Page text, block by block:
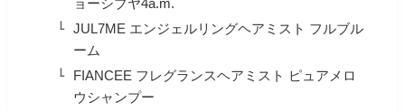
ョーシブヤ4a.m.
JUL7ME エンジェルリングヘアミスト フルブル
ーム
FIANCEE フレグランスヘアミスト ピュアメロ
ウシャンプー